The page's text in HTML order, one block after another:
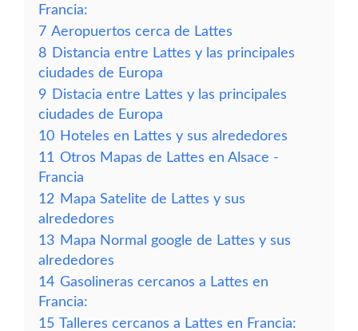
Francia:
7 Aeropuertos cerca de Lattes
8 Distancia entre Lattes y las principales
ciudades de Europa
9 Distacia entre Lattes y las principales
ciudades de Europa
10 Hoteles en Lattes y sus alrededores
11 Otros Mapas de Lattes en Alsace -
Francia
12 Mapa Satelite de Lattes y sus
alrededores
13 Mapa Normal google de Lattes y sus
alrededores
14 Gasolineras cercanos a Lattes en
Francia:
15 Talleres cercanos a Lattes en Francia: